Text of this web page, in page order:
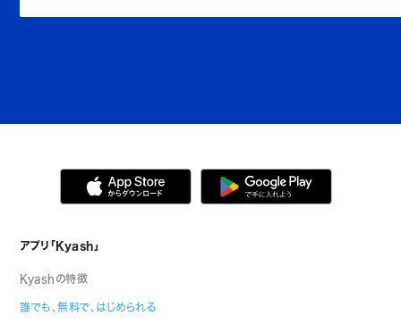
アプリ「Kyash」
Kyashの特徴
誰でも、無料で、はじめられる